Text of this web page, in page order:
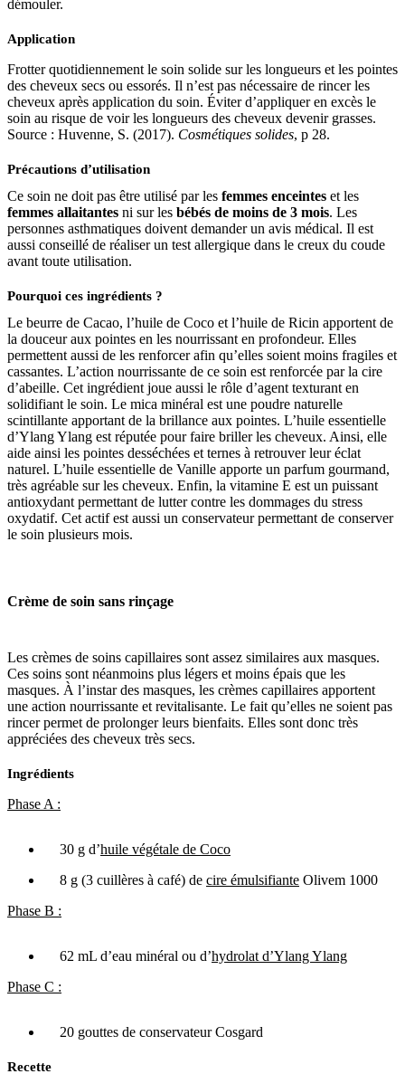
démouler.
Application
Frotter quotidiennement le soin solide sur les longueurs et les pointes
des cheveux secs ou essorés. Il n’est pas nécessaire de rincer les
cheveux après application du soin. Éviter d’appliquer en excès le
soin au risque de voir les longueurs des cheveux devenir grasses.
Source : Huvenne, S. (2017). Cosmétiques solides, p 28.
Précautions d’utilisation
Ce soin ne doit pas être utilisé par les femmes enceintes et les
femmes allaitantes ni sur les bébés de moins de 3 mois. Les
personnes asthmatiques doivent demander un avis médical. Il est
aussi conseillé de réaliser un test allergique dans le creux du coude
avant toute utilisation.
Pourquoi ces ingrédients ?
Le beurre de Cacao, l’huile de Coco et l’huile de Ricin apportent de
la douceur aux pointes en les nourrissant en profondeur. Elles
permettent aussi de les renforcer afin qu’elles soient moins fragiles et
cassantes. L’action nourrissante de ce soin est renforcée par la cire
d’abeille. Cet ingrédient joue aussi le rôle d’agent texturant en
solidifiant le soin. Le mica minéral est une poudre naturelle
scintillante apportant de la brillance aux pointes. L’huile essentielle
d’Ylang Ylang est réputée pour faire briller les cheveux. Ainsi, elle
aide ainsi les pointes desséchées et ternes à retrouver leur éclat
naturel. L’huile essentielle de Vanille apporte un parfum gourmand,
très agréable sur les cheveux. Enfin, la vitamine E est un puissant
antioxydant permettant de lutter contre les dommages du stress
oxydatif. Cet actif est aussi un conservateur permettant de conserver
le soin plusieurs mois.
Crème de soin sans rinçage
Les crèmes de soins capillaires sont assez similaires aux masques.
Ces soins sont néanmoins plus légers et moins épais que les
masques. À l’instar des masques, les crèmes capillaires apportent
une action nourrissante et revitalisante. Le fait qu’elles ne soient pas
rincer permet de prolonger leurs bienfaits. Elles sont donc très
appréciées des cheveux très secs.
Ingrédients
Phase A :
30 g d’huile végétale de Coco
8 g (3 cuillères à café) de cire émulsifiante Olivem 1000
Phase B :
62 mL d’eau minéral ou d’hydrolat d’Ylang Ylang
Phase C :
20 gouttes de conservateur Cosgard
Recette